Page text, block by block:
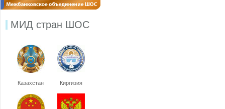
МИД стран ШОС
Казахстан Киргизия